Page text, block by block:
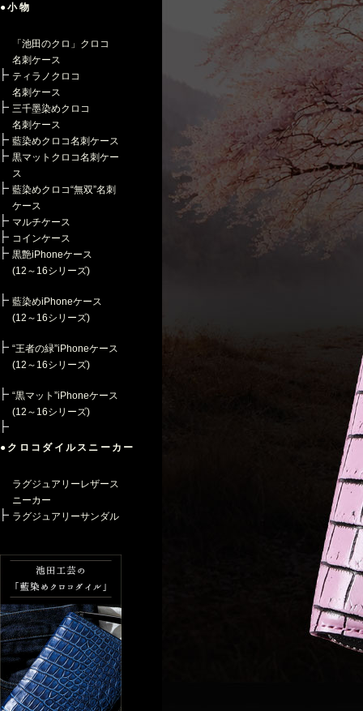
●小物
「池田のクロ」クロコ
名刺ケース
ティラノクロコ
名刺ケース
三千墨染めクロコ
名刺ケース
藍染めクロコ名刺ケース
黒マットクロコ名刺ケー
ス
藍染めクロコ“無双”名刺
ケース
マルチケース
コインケース
黒艶iPhoneケース
(12～16シリーズ)
藍染めiPhoneケース
(12～16シリーズ)
“王者の緑”iPhoneケース
(12～16シリーズ)
“黒マット”iPhoneケース
(12～16シリーズ)
●クロコダイルスニーカー
ラグジュアリーレザース
ニーカー
ラグジュアリーサンダル